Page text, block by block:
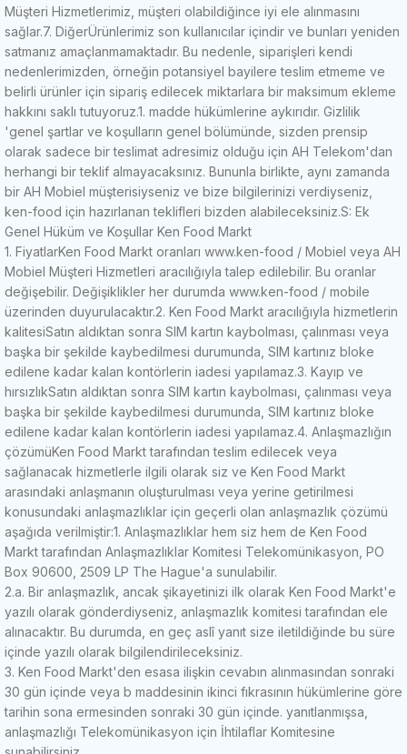
Müşteri Hizmetlerimiz, müşteri olabildiğince iyi ele alınmasını
sağlar.7. DiğerÜrünlerimiz son kullanıcılar içindir ve bunları yeniden
satmanız amaçlanmamaktadır. Bu nedenle, siparişleri kendi
nedenlerimizden, örneğin potansiyel bayilere teslim etmeme ve
belirli ürünler için sipariş edilecek miktarlara bir maksimum ekleme
hakkını saklı tutuyoruz.1. madde hükümlerine aykırıdır. Gizlilik
'genel şartlar ve koşulların genel bölümünde, sizden prensip
olarak sadece bir teslimat adresimiz olduğu için AH Telekom'dan
herhangi bir teklif almayacaksınız. Bununla birlikte, aynı zamanda
bir AH Mobiel müşterisiyseniz ve bize bilgilerinizi verdiyseniz,
ken-food için hazırlanan teklifleri bizden alabileceksiniz.S: Ek
Genel Hüküm ve Koşullar Ken Food Markt
1. FiyatlarKen Food Markt oranları www.ken-food / Mobiel veya AH
Mobiel Müşteri Hizmetleri aracılığıyla talep edilebilir. Bu oranlar
değişebilir. Değişiklikler her durumda www.ken-food / mobile
üzerinden duyurulacaktır.2. Ken Food Markt aracılığıyla hizmetlerin
kalitesiSatın aldıktan sonra SIM kartın kaybolması, çalınması veya
başka bir şekilde kaybedilmesi durumunda, SIM kartınız bloke
edilene kadar kalan kontörlerin iadesi yapılamaz.3. Kayıp ve
hırsızlıkSatın aldıktan sonra SIM kartın kaybolması, çalınması veya
başka bir şekilde kaybedilmesi durumunda, SIM kartınız bloke
edilene kadar kalan kontörlerin iadesi yapılamaz.4. Anlaşmazlığın
çözümüKen Food Markt tarafından teslim edilecek veya
sağlanacak hizmetlerle ilgili olarak siz ve Ken Food Markt
arasındaki anlaşmanın oluşturulması veya yerine getirilmesi
konusundaki anlaşmazlıklar için geçerli olan anlaşmazlık çözümü
aşağıda verilmiştir:1. Anlaşmazlıklar hem siz hem de Ken Food
Markt tarafından Anlaşmazlıklar Komitesi Telekomünikasyon, PO
Box 90600, 2509 LP The Hague'a sunulabilir.
2.a. Bir anlaşmazlık, ancak şikayetinizi ilk olarak Ken Food Markt'e
yazılı olarak gönderdiyseniz, anlaşmazlık komitesi tarafından ele
alınacaktır. Bu durumda, en geç aslî yanıt size iletildiğinde bu süre
içinde yazılı olarak bilgilendirileceksiniz.
3. Ken Food Markt'den esasa ilişkin cevabın alınmasından sonraki
30 gün içinde veya b maddesinin ikinci fıkrasının hükümlerine göre
tarihin sona ermesinden sonraki 30 gün içinde. yanıtlanmışsa,
anlaşmazlığı Telekomünikasyon için İhtilaflar Komitesine